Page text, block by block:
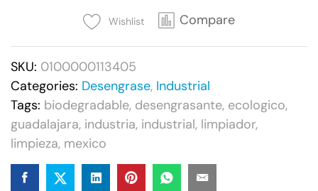
Wishlist Compare
SKU: 0100000113405
Categories: Desengrase, Industrial
Tags: biodegradable, desengrasante, ecologico,
guadalajara, industria, industrial, limpiador,
limpieza, mexico